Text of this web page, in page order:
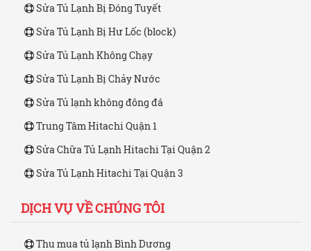
Sửa Tủ Lạnh Bị Đóng Tuyết
Sửa Tủ Lạnh Bị Hư Lốc (block)
Sửa Tủ Lạnh Không Chạy
Sửa Tủ Lạnh Bị Chảy Nước
Sửa Tủ lạnh không đông đá
Trung Tâm Hitachi Quận 1
Sửa Chữa Tủ Lạnh Hitachi Tại Quận 2
Sửa Tủ Lạnh Hitachi Tại Quận 3
DỊCH VỤ VỀ CHÚNG TÔI
Thu mua tủ lạnh Bình Dương